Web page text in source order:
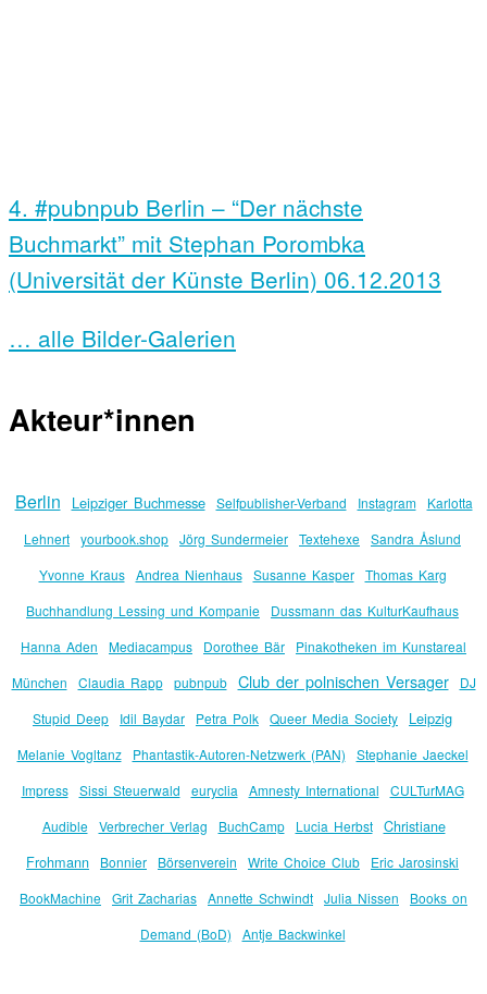
4. #pubnpub Berlin – “Der nächste
Buchmarkt” mit Stephan Porombka
(Universität der Künste Berlin) 06.12.2013
… alle Bilder-Galerien
Akteur*innen
Berlin Leipziger Buchmesse Selfpublisher-Verband Instagram
Karlotta
Lehnert yourbook.shop Jörg Sundermeier Textehexe Sandra Åslund
Yvonne Kraus
Andrea Nienhaus Susanne Kasper
Thomas Karg
Buchhandlung Lessing und Kompanie
Dussmann das KulturKaufhaus
Hanna Aden
Mediacampus Dorothee Bär
Pinakotheken im Kunstareal
München
Claudia Rapp pubnpub Club der polnischen Versager
DJ
Stupid Deep
Idil Baydar Petra Polk Queer Media Society Leipzig
Melanie Vogltanz Phantastik-Autoren-Netzwerk (PAN)
Stephanie Jaeckel
Impress
Sissi Steuerwald euryclia Amnesty International
CULTurMAG
Audible
Verbrecher Verlag BuchCamp Lucia Herbst
Christiane
Frohmann
Bonnier Börsenverein Write Choice Club
Eric Jarosinski
BookMachine Grit Zacharias Annette Schwindt Julia Nissen
Books on
Demand (BoD)
Antje Backwinkel